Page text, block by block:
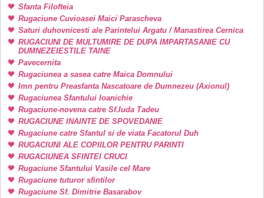
Sfanta Filofteia
Rugaciune Cuvioasei Maici Parascheva
Saturi duhovnicesti ale Parintelui Argatu / Manastirea Cernica
RUGACIUNI DE MULTUMIRE DE DUPA IMPARTASANIE CU
DUMNEZEIESTILE TAINE
Pavecernita
Rugaciunea a sasea catre Maica Domnului
Imn pentru Preasfanta Nascatoare de Dumnezeu (Axionul)
Rugaciunea Sfantului Ioanichie
Rugaciune-novena catre Sf.Iuda Tadeu
RUGACIUNE INAINTE DE SPOVEDANIE
Rugaciune catre Sfantul si de viata Facatorul Duh
RUGACIUNI ALE COPIILOR PENTRU PARINTI
RUGACIUNEA SFINTEI CRUCI
Rugaciune Sfantului Vasile cel Mare
Rugaciune tuturor sfintilor
Rugaciune Sf. Dimitrie Basarabov